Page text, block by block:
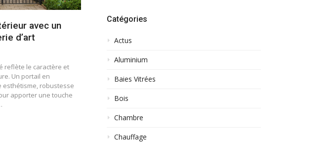
avec un
d’art
reflète le caractère et
Un portail en
esthétisme, robustesse
apporter une touche
Catégories
Actus
Aluminium
Baies Vitrées
Bois
Chambre
Chauffage